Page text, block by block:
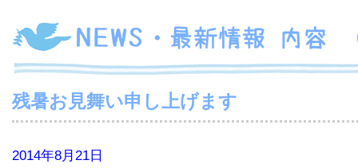
残暑お見舞い申し上げます
2014年8月21日